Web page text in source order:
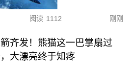
阅读 1112 刚刚
齐发！熊猫这一巴掌扇过
大漂亮终于知疼